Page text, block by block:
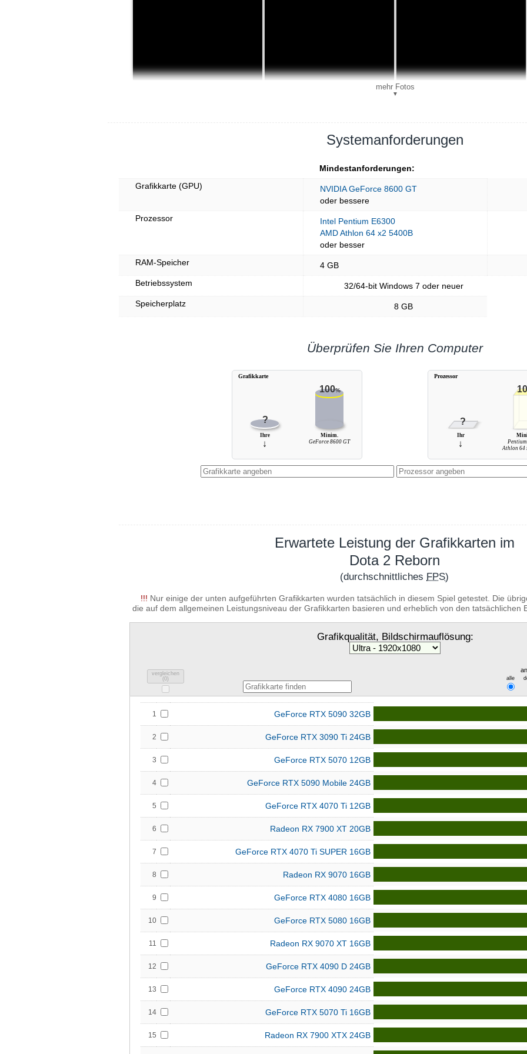
mehr Fotos
▼
Systemanforderungen
Mindestanforderungen:
Grafikkarte (GPU)
NVIDIA GeForce 8600 GT
oder bessere
Prozessor
Intel Pentium E6300
AMD Athlon 64 x2 5400B
oder besser
RAM-Speicher
4 GB
Betriebssystem
32/64-bit Windows 7 oder neuer
Speicherplatz
8 GB
Überprüfen Sie Ihren Computer
?
100%
Ihre
↓
Minim.
GeForce 8600 GT
Grafikkarte
?
Ihr
↓
Athlon 64
Prozessor
Erwartete Leistung der Grafikkarten im
Dota 2 Reborn
(durchschnittliches FPS)
!!! Nur einige der unten aufgeführten Grafikkarten wurden tatsächlich in diesem Spiel getestet. Die
die auf dem allgemeinen Leistungsniveau der Grafikkarten basieren und erheblich von den tatsächlichen
Grafikqualität, Bildschirmauflösung:
vergleichen
(0) alle
1 GeForce RTX 5090 32GB
2 GeForce RTX 3090 Ti 24GB
3 GeForce RTX 5070 12GB
4 GeForce RTX 5090 Mobile 24GB
5 GeForce RTX 4070 Ti 12GB
6 Radeon RX 7900 XT 20GB
7 GeForce RTX 4070 Ti SUPER 16GB
8 Radeon RX 9070 16GB
9 GeForce RTX 4080 16GB
10 GeForce RTX 5080 16GB
11 Radeon RX 9070 XT 16GB
12 GeForce RTX 4090 D 24GB
13 GeForce RTX 4090 24GB
14 GeForce RTX 5070 Ti 16GB
15 Radeon RX 7900 XTX 24GB